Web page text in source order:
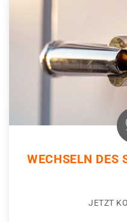
WECHSELN DES
JETZT